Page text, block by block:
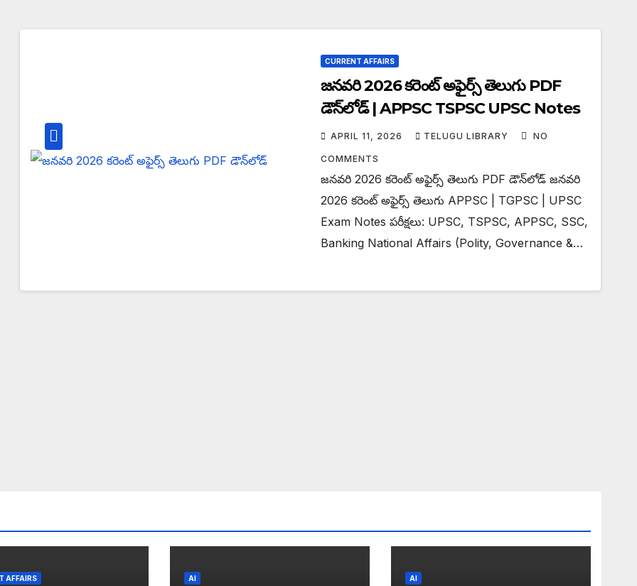
CURRENT AFFAIRS
జనవరి 2026 కరెంట్ అఫైర్స్ తెలుగు PDF
డౌన్‌లోడ్ | APPSC TSPSC UPSC Notes
APRIL 11, 2026 TELUGU LIBRARY NO
COMMENTS
జనవరి 2026 కరెంట్ అఫైర్స్ తెలుగు PDF డౌన్‌లోడ్ జనవరి
2026 కరెంట్ అఫైర్స్ తెలుగు APPSC | TGPSC | UPSC
Exam Notes పరీక్షలు: UPSC, TSPSC, APPSC, SSC,
Banking National Affairs (Polity, Governance &…
AFFAIRS AI AI